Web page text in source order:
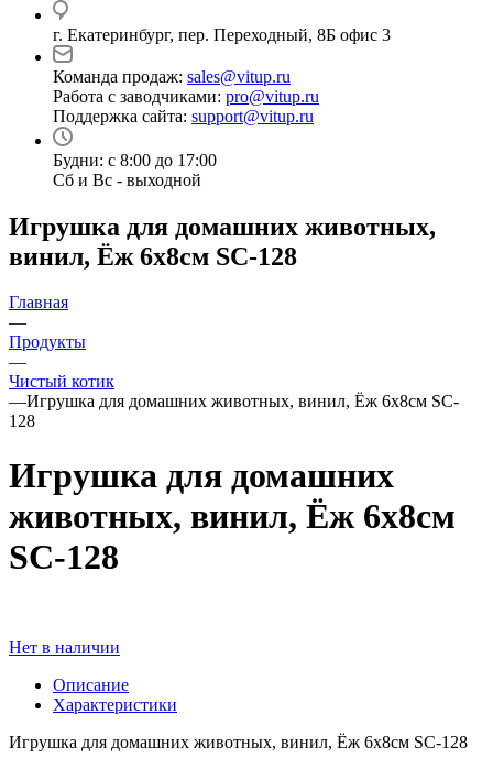
г. Екатеринбург, пер. Переходный, 8Б офис 3
Команда продаж: sales@vitup.ru
Работа с заводчиками: pro@vitup.ru
Поддержка сайта: support@vitup.ru
Будни: с 8:00 до 17:00
Сб и Вс - выходной
Игрушка для домашних животных,
винил, Ёж 6х8см SC-128
Главная
—
Продукты
—
Чистый котик
—Игрушка для домашних животных, винил, Ёж 6х8см SC-
128
Игрушка для домашних
животных, винил, Ёж 6х8см
SC-128
Нет в наличии
Описание
Характеристики
Игрушка для домашних животных, винил, Ёж 6х8см SC-128